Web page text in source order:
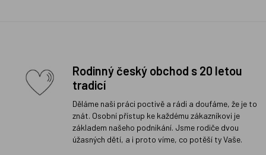
Rodinný český obchod s 20 letou
tradicí
Děláme naši práci poctivě a rádi a doufáme, že je to
znát. Osobní přístup ke každému zákazníkovi je
základem našeho podnikání. Jsme rodiče dvou
úžasných dětí, a i proto víme, co potěší ty Vaše.